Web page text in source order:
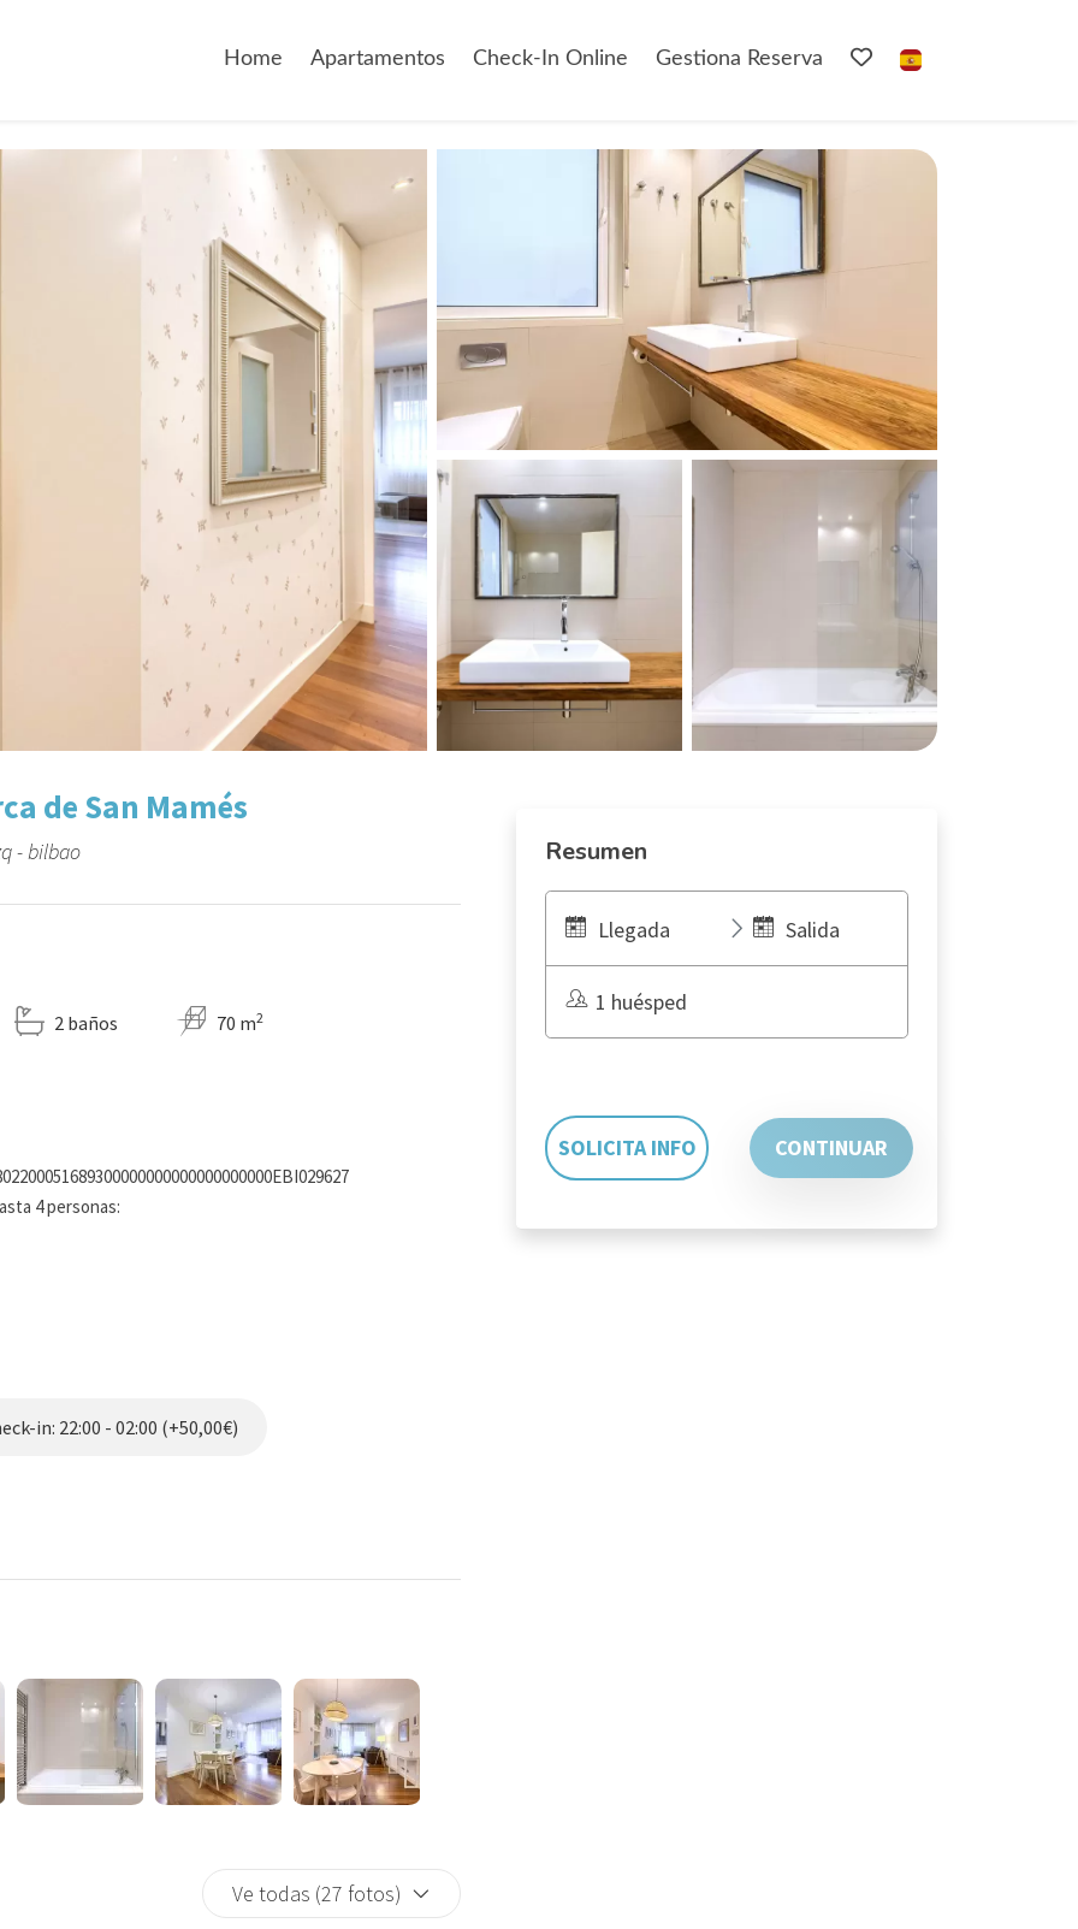
Home Apartamentos Check-In Online Gestiona Reserva
de San Mamés
- bilbao
2 baños 70 m2
4 personas:
deben traer productos como sal, azúcar y aceite.
un teléfono con acceso a internet.
22:00-00:00, 00:00-02:00. Después de las 02:00, no es
in: 22:00 - 02:00 (+50,00€)
Ve todas (27 fotos)
Resumen
Llegada Salida
1 huésped
SOLICITA INFO CONTINUAR